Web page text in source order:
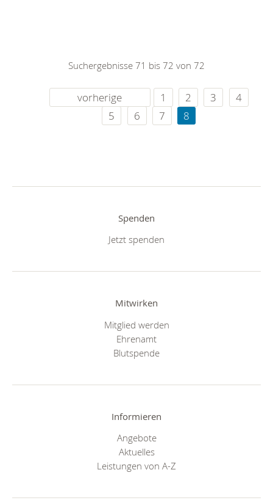
Suchergebnisse 71 bis 72 von 72
vorherige 1 2 3
4
5
6 7 8
Spenden
Jetzt spenden
Mitwirken
Mitglied werden
Ehrenamt
Blutspende
Informieren
Angebote
Aktuelles
Leistungen von A-Z